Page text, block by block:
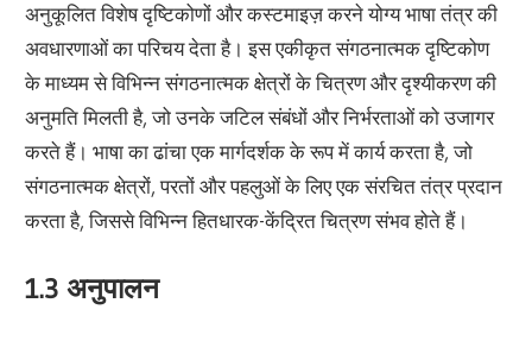
अनुकूलित विशेष दृष्टिकोणों और कस्टमाइज़ करने योग्य भाषा तंत्र की
अवधारणाओं का परिचय देता है। इस एकीकृत संगठनात्मक दृष्टिकोण
के माध्यम से विभिन्न संगठनात्मक क्षेत्रों के चित्रण और दृश्यीकरण की
अनुमति मिलती है, जो उनके जटिल संबंधों और निर्भरताओं को उजागर
करते हैं। भाषा का ढांचा एक मार्गदर्शक के रूप में कार्य करता है, जो
संगठनात्मक क्षेत्रों, परतों और पहलुओं के लिए एक संरचित तंत्र प्रदान
करता है, जिससे विभिन्न हितधारक-केंद्रित चित्रण संभव होते हैं।
1.3 अनुपालन